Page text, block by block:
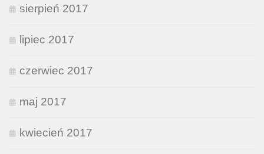
sierpień 2017
lipiec 2017
czerwiec 2017
maj 2017
kwiecień 2017